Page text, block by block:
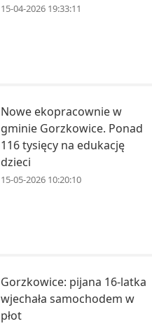
15-04-2026 19:33:11
Nowe ekopracownie w
gminie Gorzkowice. Ponad
116 tysięcy na edukację
dzieci
15-05-2026 10:20:10
Gorzkowice: pijana 16-latka
wjechała samochodem w
płot